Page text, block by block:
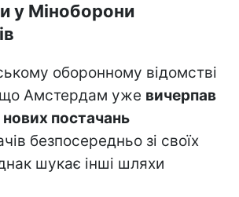
у Міноборони
оборонному відомстві
що Амстердам уже вичерпав
постачань
безпосередньо зі своїх
шукає інші шляхи